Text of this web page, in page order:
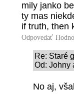
mily janko
ty mas
if truth, then
Odpovedať
Re: Staré
Od: Johny
No aj,